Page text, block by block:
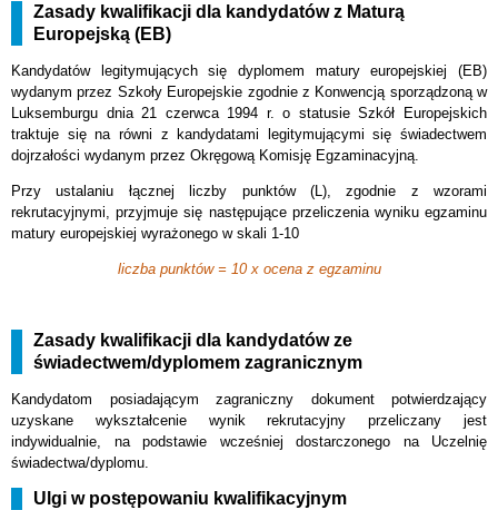
Zasady kwalifikacji dla kandydatów z Maturą
Europejską (EB)
Kandydatów legitymujących się dyplomem matury europejskiej (EB)
wydanym przez Szkoły Europejskie zgodnie z Konwencją sporządzoną w
Luksemburgu dnia 21 czerwca 1994 r. o statusie Szkół Europejskich
traktuje się na równi z kandydatami legitymującymi się świadectwem
dojrzałości wydanym przez Okręgową Komisję Egzaminacyjną.
Przy ustalaniu łącznej liczby punktów (L), zgodnie z wzorami
rekrutacyjnymi, przyjmuje się następujące przeliczenia wyniku egzaminu
matury europejskiej wyrażonego w skali 1-10
liczba punktów = 10 x ocena z egzaminu
Zasady kwalifikacji dla kandydatów ze
świadectwem/dyplomem zagranicznym
Kandydatom posiadającym zagraniczny dokument potwierdzający
uzyskane wykształcenie wynik rekrutacyjny przeliczany jest
indywidualnie, na podstawie wcześniej dostarczonego na Uczelnię
świadectwa/dyplomu.
Ulgi w postępowaniu kwalifikacyjnym